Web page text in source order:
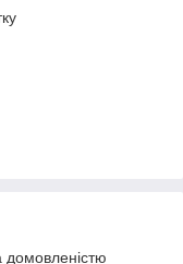
домовленістю